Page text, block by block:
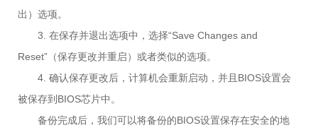
出）选项。
3. 在保存并退出选项中，选择“Save Changes and
Reset”（保存更改并重启）或者类似的选项。
4. 确认保存更改后，计算机会重新启动，并且BIOS设置会
被保存到BIOS芯片中。
备份完成后，我们可以将备份的BIOS设置保存在安全的地